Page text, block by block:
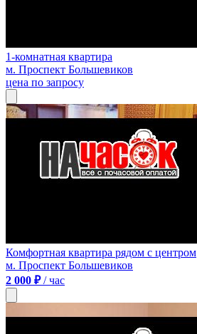
1-комнатная квартира
м. Проспект Большевиков
цена по запросу
Комфортная квартира рядом с центром
м. Проспект Большевиков
2 000 ₽/ час